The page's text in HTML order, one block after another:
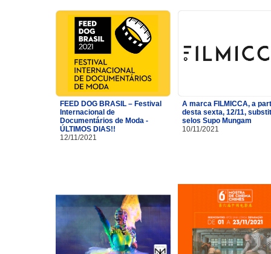
FEED DOG BRASIL – Festival
Internacional de
Documentários de Moda -
ÚLTIMOS DIAS!!
12/11/2021
A marca FILMICCA, a
desta sexta, 12/11,
selos Supo Mungam
10/11/2021